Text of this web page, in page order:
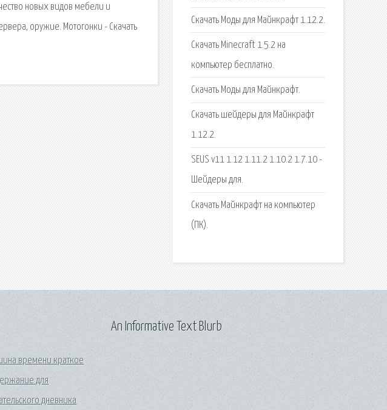
новых видов мебели и
оружие. Мотогонки - Скачать
Скачать Моды для Майнкрафт 1.12.2.
Скачать Minecraft 1.5.2 на
компьютер бесплатно.
Скачать Моды для Майнкрафт.
Скачать шейдеры для Майнкрафт
1.12.2.
SEUS v11 1.12 1.11.2 1.10.2 1.7.10 -
Шейдеры для.
Скачать Майнкрафт на компьютер
(ПК).
времени краткое
для
дневника
An Informative Text Blurb